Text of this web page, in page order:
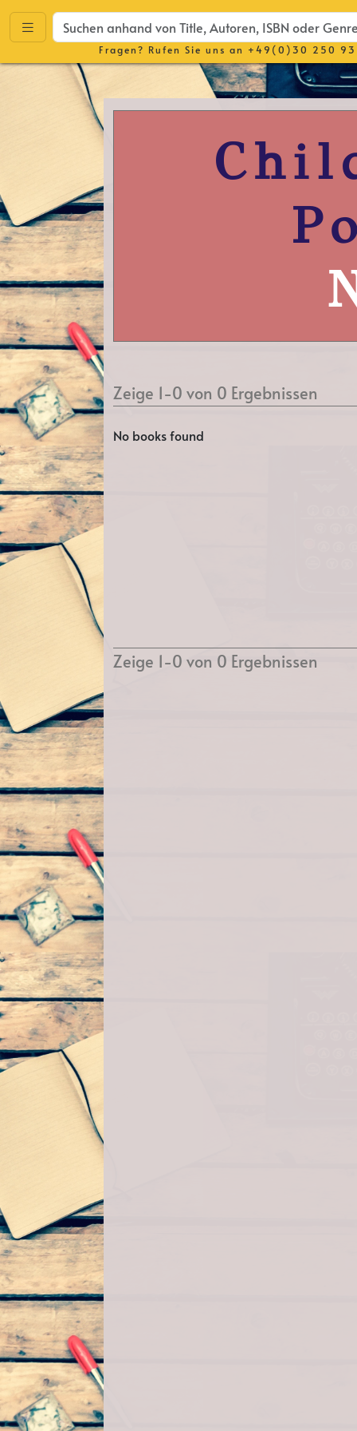
Fragen? Rufen Sie uns an +49(0)30 250
Zeige 1-0 von 0 Ergebnissen
No books found
Zeige 1-0 von 0 Ergebnissen